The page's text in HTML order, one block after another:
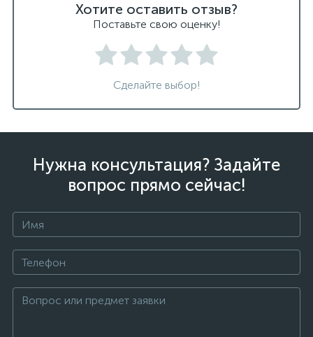
Хотите оставить отзыв?
Поставьте свою оценку!
Сделайте выбор!
Нужна консультация? Задайте
вопрос прямо сейчас!